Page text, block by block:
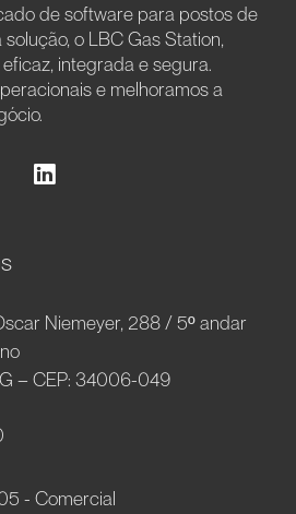
de software para postos de
o LBC Gas Station,
integrada e segura.
e melhoramos a
Niemeyer, 288 / 5º andar
– CEP: 34006-049
- Comercial